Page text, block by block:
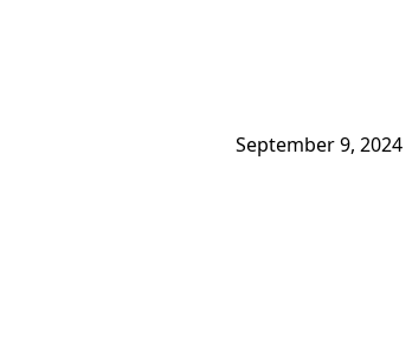
September 9, 2024